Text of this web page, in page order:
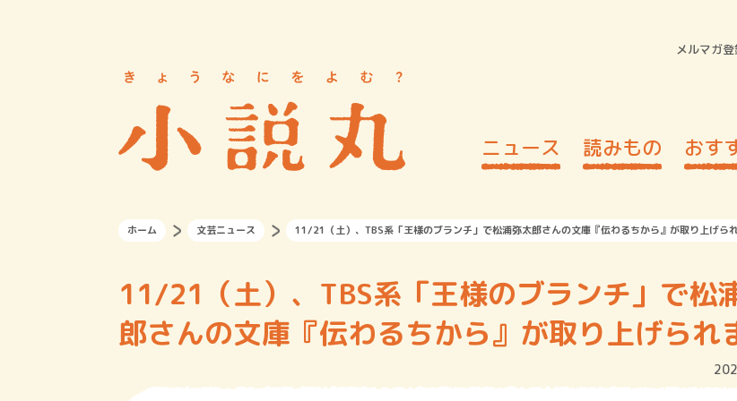
メルマガ
ニュース 読みもの おす
ホーム 文芸ニュース 11/21（土）、TBS系「王様のブランチ」で松浦弥太郎さんの文庫『伝わるちから』が取り上げら
11/21（土）、TBS系「王様のブランチ」で松
郎さんの文庫『伝わるちから』が取り上げられ